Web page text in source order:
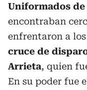
Uniformados
encontraban
enfrentaron a
cruce de
Arrieta, quien
En su poder fue